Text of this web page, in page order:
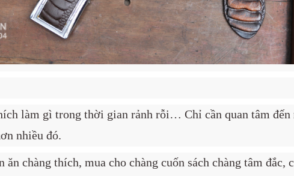
làm gì trong thời gian rảnh rỗi… Chỉ cần quan tâm
nhiều đó.
chàng thích, mua cho chàng cuốn sách chàng tâm đắc,